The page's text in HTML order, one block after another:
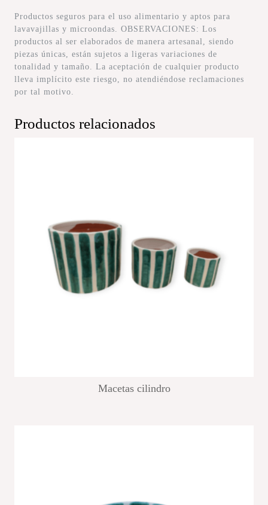
Productos seguros para el uso alimentario y aptos para
lavavajillas y microondas. OBSERVACIONES: Los
productos al ser elaborados de manera artesanal, siendo
piezas únicas, están sujetos a ligeras variaciones de
tonalidad y tamaño. La aceptación de cualquier producto
lleva implícito este riesgo, no atendiéndose reclamaciones
por tal motivo.
Productos relacionados
Macetas cilindro